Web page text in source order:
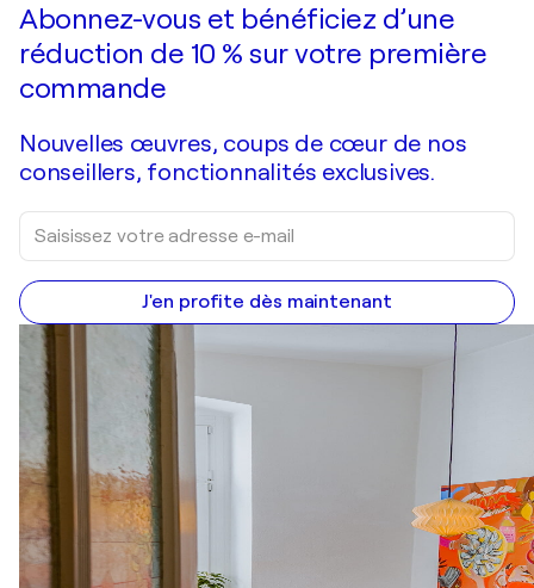
Abonnez-vous et bénéficiez d’une
réduction de 10 % sur votre première
commande
Nouvelles œuvres, coups de cœur de nos
conseillers, fonctionnalités exclusives.
J'en profite dès maintenant